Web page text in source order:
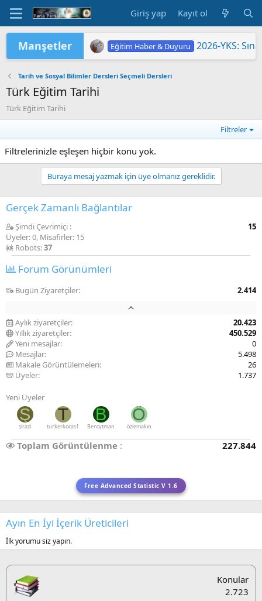
Giriş yap Kayıt ol
Manşetler
Eğitim Haber & Duyuru
Eğitim Haber & Duyuru 2026-YKS:
Eğitim Haber & Duyuru
Eğitim Haber & Duyuru
TÜRKİYE YÜZYILI MAARİF
Eğitim Haber & Duyuru
2026 Yükseköğretim Kurumları
Eğitim Haber & Duyuru
Eğitim Haber & Duyuru
2026 HAZİRAN DÖNEMİ MESLEKİ
Tarih ve Sosyal Bilimler Dersleri Seçmeli Dersleri
Türk Eğitim Tarihi
Türk Eğitim Tarihi
Filtreler
Filtrelerinizle eşleşen hiçbir konu yok.
Buraya mesaj yazmak için üye olmanız gereklidir.
Gerçek Zamanlı Bağlantılar
Şimdi Çevrimiçi
15
Üyeler: 0, Misafirler: 15
Robots:37
Forum Görünümleri
Bugün Ziyaretçiler 2.414
Aylık ziyaretçiler
20.423
Yıllık ziyaretçiler
450.529
Yeni mesajlar
0
Mesajlar
5.498
Makale Görüntülemeleri
26
Üyeler
1.737
Yeni Üyeler
Ş
şirazi
T
turkerkocas1
B
Bentytman
Ö
özlemakın
Toplam Görüntülenme 227.844
Free Advanced Statistic V 1.6
Ayın En İyi İçerik Üreticileri
İlk yorumu siz yapın.
Konular
2.723